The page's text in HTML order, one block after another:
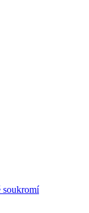
soukromí